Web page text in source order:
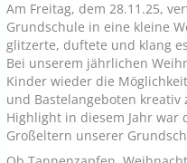
Am Freitag, dem 28.11.25,
Grundschule in eine kleine
glitzerte, duftete und klang
Bei unserem jährlichen
Kinder wieder die
und Bastelangeboten kreativ
Highlight in diesem Jahr war
Großeltern unserer